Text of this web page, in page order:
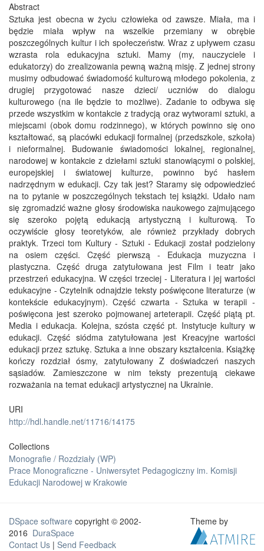
Abstract
Sztuka jest obecna w życiu człowieka od zawsze. Miała, ma i
będzie miała wpływ na wszelkie przemiany w obrębie
poszczególnych kultur i ich społeczeństw. Wraz z upływem czasu
wzrasta rola edukacyjna sztuki. Mamy (my, nauczyciele i
edukatorzy) do zrealizowania pewną ważną misję. Z jednej strony
musimy odbudować świadomość kulturową młodego pokolenia, z
drugiej przygotować nasze dzieci/ uczniów do dialogu
kulturowego (na ile będzie to możliwe). Zadanie to odbywa się
przede wszystkim w kontakcie z tradycją oraz wytworami sztuki, a
miejscami (obok domu rodzinnego), w których powinno się ono
kształtować, są placówki edukacji formalnej (przedszkole, szkoła)
i nieformalnej. Budowanie świadomości lokalnej, regionalnej,
narodowej w kontakcie z dziełami sztuki stanowiącymi o polskiej,
europejskiej i światowej kulturze, powinno być hasłem
nadrzędnym w edukacji. Czy tak jest? Staramy się odpowiedzieć
na to pytanie w poszczególnych tekstach tej książki. Udało nam
się zgromadzić ważne głosy środowiska naukowego zajmującego
się szeroko pojętą edukacją artystyczną i kulturową. To
oczywiście głosy teoretyków, ale również przykłady dobrych
praktyk. Trzeci tom Kultury - Sztuki - Edukacji został podzielony
na osiem części. Część pierwszą - Edukacja muzyczna i
plastyczna. Część druga zatytułowana jest Film i teatr jako
przestrzeń edukacyjna. W części trzeciej - Literatura i jej wartości
edukacyjne - Czytelnik odnajdzie teksty poświęcone literaturze (w
kontekście edukacyjnym). Część czwarta - Sztuka w terapii -
poświęcona jest szeroko pojmowanej arteterapii. Część piątą pt.
Media i edukacja. Kolejna, szósta część pt. Instytucje kultury w
edukacji. Część siódma zatytułowana jest Kreacyjne wartości
edukacji przez sztukę. Sztuka a inne obszary kształcenia. Książkę
kończy rozdział ósmy, zatytułowany Z doświadczeń naszych
sąsiadów. Zamieszczone w nim teksty prezentują ciekawe
rozważania na temat edukacji artystycznej na Ukrainie.
URI
http://hdl.handle.net/11716/14175
Collections
Monografie / Rozdziały (WP)
Prace Monograficzne - Uniwersytet Pedagogiczny im. Komisji
Edukacji Narodowej w Krakowie
DSpace software copyright © 2002-
2016 DuraSpace
Contact Us | Send Feedback
Theme by